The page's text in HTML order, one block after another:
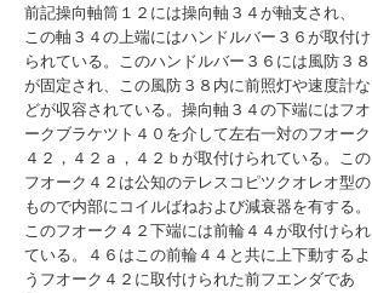
前記操向軸筒１２には操向軸３４が軸支され、
この軸３４の上端にはハンドルバー３６が取付け
られている。このハンドルバー３６には風防３８
が固定され、この風防３８内に前照灯や速度計な
どが収容されている。操向軸３４の下端にはフオ
ークブラケツト４０を介して左右一対のフオーク
４２，４２ａ，４２ｂが取付けられている。この
フオーク４２は公知のテレスコピツクオレオ型の
もので内部にコイルばねおよび減衰器を有する。
このフオーク４２下端には前輪４４が取付けられ
ている。４６はこの前輪４４と共に上下動するよ
うフオーク４２に取付けられた前フエンダであ